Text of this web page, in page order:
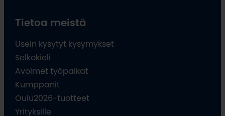
Tietoa meistä
Usein kysytyt kysymykset
Selkokieli
Avoimet työpaikat
Kumppanit
Oulu2026-tuotteet
Yrityksille